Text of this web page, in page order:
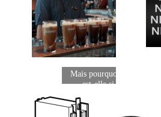
Mais pourquoi ma Guinness
est-elle si crémeuse ?